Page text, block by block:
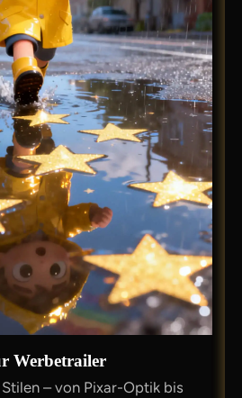
Werbetrailer
– von Pixar-Optik bis